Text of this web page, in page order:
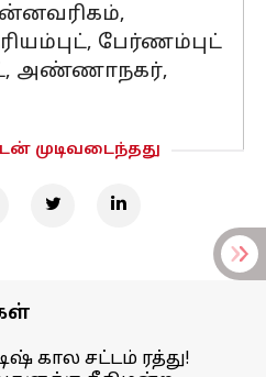
பேர்ணம்புட்
அண்ணாநகர்,
முடிவடைந்தது
கால சட்டம் ரத்து!